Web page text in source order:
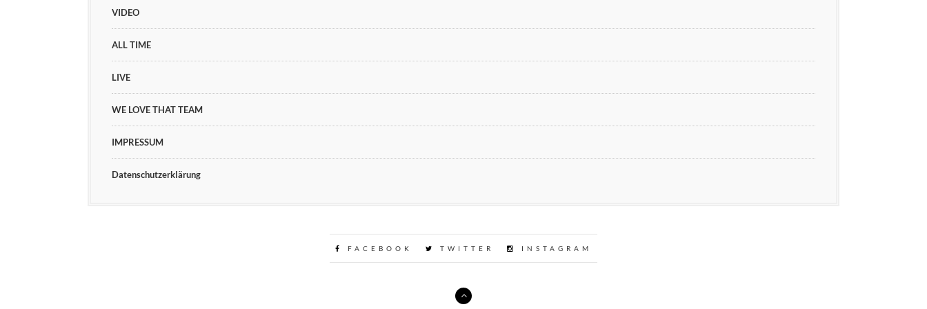
VIDEO
ALL TIME
LIVE
WE LOVE THAT TEAM
IMPRESSUM
Datenschutzerklärung
FACEBOOK TWITTER INSTAGRAM